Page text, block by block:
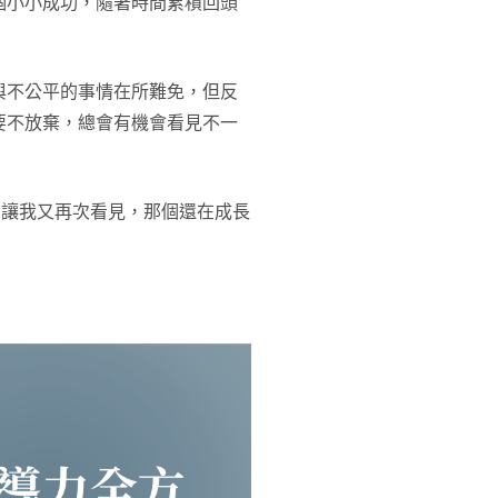
公平的事情在所難免，但反
放棄，總會有機會看見不一
我又再次看見，那個還在成長